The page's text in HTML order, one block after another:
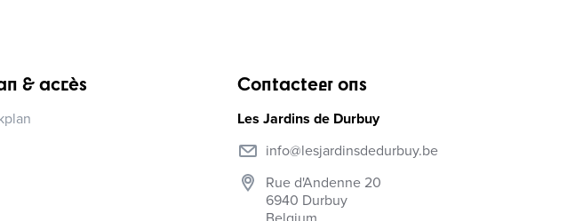
& accès Contacteer ons
Les Jardins de Durbuy
info@lesjardinsdedurbuy.be
Rue d'Andenne 20
6940 Durbuy